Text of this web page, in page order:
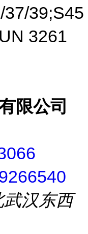
39;S45
3261
限公司
武汉东西